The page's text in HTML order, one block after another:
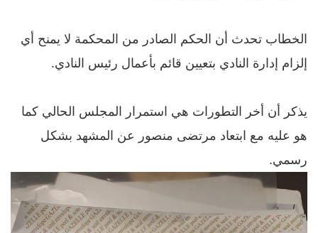
الخطاب تحدث أن الحكم الصادر من المحكمة لا يمنح أي
إلزام إدارة النادي بتعيين قائم بأعمال رئيس النادي.
يذكر أن أخر التطورات هي استمرار المجلس الحالي كما
هو عليه مع ابتعاد مرتضى منصور عن المشهد بشكل
رسمي.